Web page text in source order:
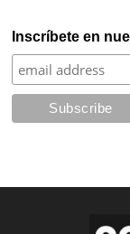
Inscríbete en